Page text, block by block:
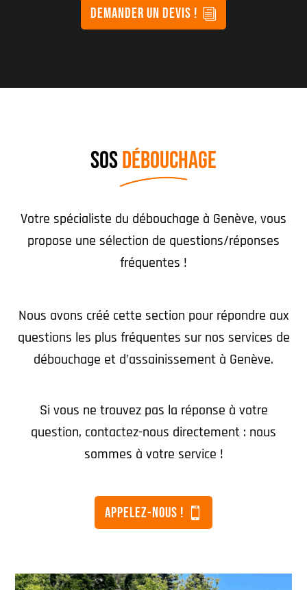
demander un devis !
SOSDÉBOUCHAGE
Votre spécialiste du débouchage à Genève, vous
propose une sélection de questions/réponses
fréquentes !
Nous avons créé cette section pour répondre aux
questions les plus fréquentes sur nos services de
débouchage et d’assainissement à Genève.
Si vous ne trouvez pas la réponse à votre
question, contactez-nous directement : nous
sommes à votre service !
appeleZ-nous !